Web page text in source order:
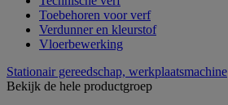
Toebehoren voor verf
Verdunner en kleurstof
Vloerbewerking
Stationair gereedschap, werkplaatsmachine
Bekijk de hele productgroep